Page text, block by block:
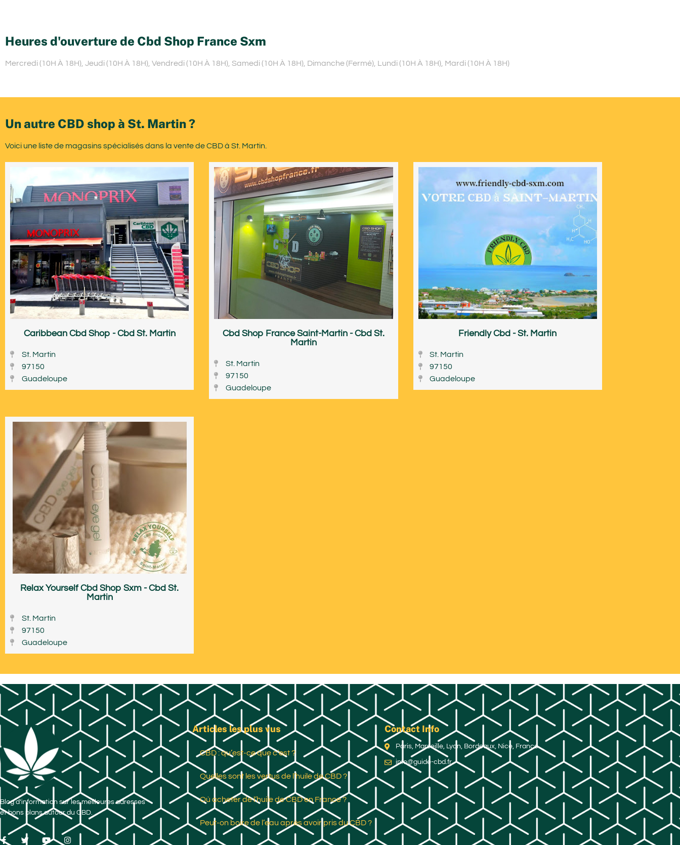
Heures d'ouverture de Cbd Shop France Sxm
Mercredi (10H À 18H), Jeudi (10H À 18H), Vendredi (10H À 18H), Samedi (10H À 18H), Dimanche (Fermé), Lundi (10H À 18H), Mardi (10H À 18H)
Un autre CBD shop à St. Martin ?
Voici une liste de magasins spécialisés dans la vente de CBD à St. Martin.
Caribbean Cbd Shop - Cbd St. Martin
St. Martin
97150
Guadeloupe
Cbd Shop France Saint-Martin - Cbd St.
Martin
St. Martin
97150
Guadeloupe
Friendly Cbd - St. Martin
St. Martin
97150
Guadeloupe
Relax Yourself Cbd Shop Sxm - Cbd St.
Martin
St. Martin
97150
Guadeloupe
Blog d’information sur les meilleures adresses
et bons plans autour du CBD.
Articles les plus vus
CBD : qu’est-ce que c’est ?
Quelles sont les vertus de l’huile de CBD ?
Où acheter de l’huile de CBD en France ?
Peut-on boire de l’eau après avoir pris du CBD ?
Contact Info
Paris, Marseille, Lyon, Bordeaux, Nice, France
info@guide-cbd.fr